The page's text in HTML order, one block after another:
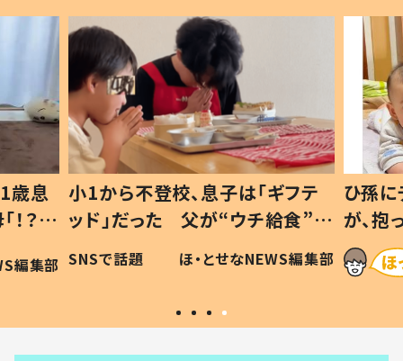
歳息
？」
編集部
小1から不登校、息子は「ギフテ
ッド」だった 父が“ウチ給食”を
作り続ける理由とは #令和の親
#令和の子
SNSで話題 ほ・とせなNEWS編集部
ひ孫
が、
「涙が
い」